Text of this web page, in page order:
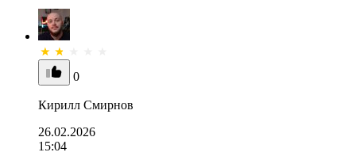
0
Кирилл Смирнов
26.02.2026
15:04